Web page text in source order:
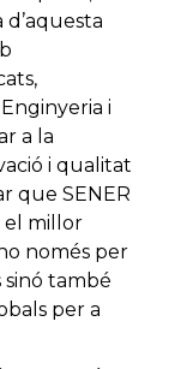
i
a la
i qualitat
que SENER
el millor
només per
també
per a